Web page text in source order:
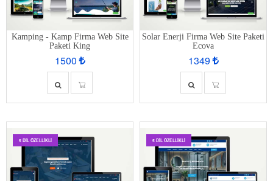
Kamping - Kamp Firma Web Site
Paketi King
1500
Solar Enerji Firma Web Site Paketi
Ecova
1349
5 DIL ÖZELLIKLI 5 DIL ÖZELLIKLI